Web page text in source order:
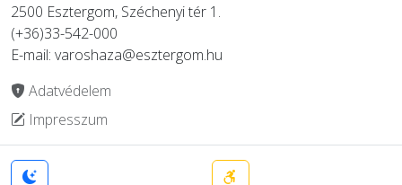
2500 Esztergom, Széchenyi tér 1.
(+36)33-542-000
E-mail: varoshaza@esztergom.hu
Adatvédelem
Impresszum